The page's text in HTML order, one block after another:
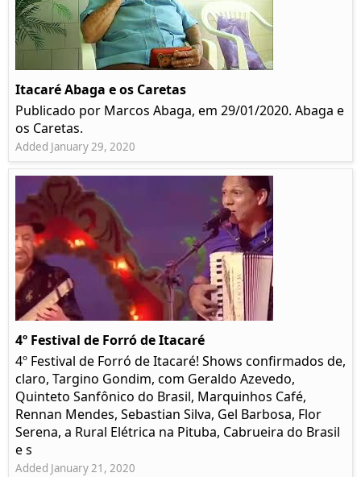
Itacaré Abaga e os Caretas
Publicado por Marcos Abaga, em 29/01/2020. Abaga e
os Caretas.
Added January 29, 2020
4º Festival de Forró de Itacaré
4º Festival de Forró de Itacaré! Shows confirmados de,
claro, Targino Gondim, com Geraldo Azevedo,
Quinteto Sanfônico do Brasil, Marquinhos Café,
Rennan Mendes, Sebastian Silva, Gel Barbosa, Flor
Serena, a Rural Elétrica na Pituba, Cabrueira do Brasil
e s
Added January 21, 2020